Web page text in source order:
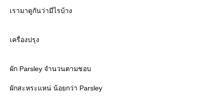
เรามาดูกันว่ามีไรบ้าง
เครื่องปรุง
ผัก Parsley จำนวนตามชอบ
ผักสะหระแหน่ น้อยกว่า Parsley